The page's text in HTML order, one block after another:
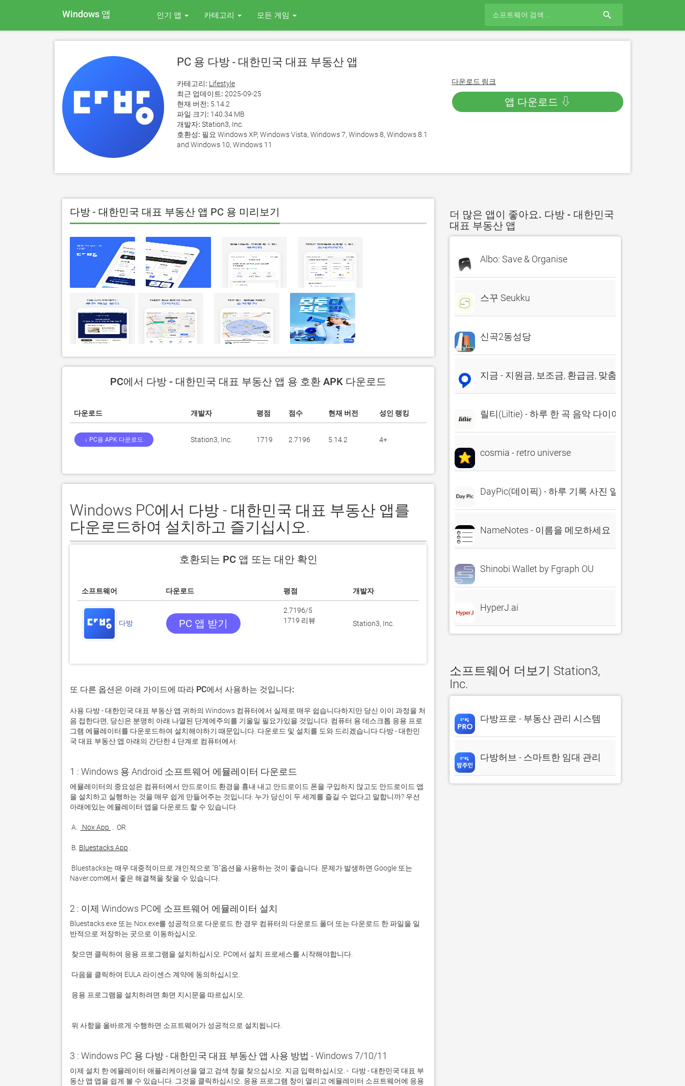
Windows 앱 인기 앱 카테고리 모든 게임 search
PC 용 다방 - 대한민국 대표 부동산 앱
카테고리: Lifestyle
최근 업데이트: 2025-09-25
현재 버전: 5.14.2
파일 크기: 140.34 MB
개발자: Station3, Inc.
호환성: 필요 Windows XP, Windows Vista, Windows 7, Windows 8, Windows 8.1
and Windows 10, Windows 11
다운로드 링크
앱 다운로드 ⇩
다방 - 대한민국 대표 부동산 앱 PC 용 미리보기
PC에서 다방 - 대한민국 대표 부동산 앱 용 호환 APK 다운로드
다운로드 개발자 평점 점수 현재 버전 성인 랭킹
↓ PC용 APK 다운로드 Station3, Inc. 1719 2.7196 5.14.2 4+
Windows PC에서 다방 - 대한민국 대표 부동산 앱를
다운로드하여 설치하고 즐기십시오.
호환되는 PC 앱 또는 대안 확인
소프트웨어 다운로드 평점 개발자
다방 PC 앱 받기
2.7196/5
1719 리뷰
Station3, Inc.
또 다른 옵션은 아래 가이드에 따라 PC에서 사용하는 것입니다:
사용 다방 - 대한민국 대표 부동산 앱 귀하의 Windows 컴퓨터에서 실제로 매우 쉽습니다하지만 당신 이이 과정을 처
음 접한다면, 당신은 분명히 아래 나열된 단계에주의를 기울일 필요가있을 것입니다. 컴퓨터 용 데스크톱 응용 프로
그램 에뮬레이터를 다운로드하여 설치해야하기 때문입니다. 다운로드 및 설치를 도와 드리겠습니다 다방 - 대한민
국 대표 부동산 앱 아래의 간단한 4 단계로 컴퓨터에서:
1 : Windows 용 Android 소프트웨어 에뮬레이터 다운로드
에뮬레이터의 중요성은 컴퓨터에서 안드로이드 환경을 흉내 내고 안드로이드 폰을 구입하지 않고도 안드로이드 앱
을 설치하고 실행하는 것을 매우 쉽게 만들어주는 것입니다. 누가 당신이 두 세계를 즐길 수 없다고 말합니까? 우선
A. Nox App
B. Bluestacks App
Naver.com에서 좋은 해결책을 찾을 수 있습니다.
2 : 이제 Windows PC에 소프트웨어 에뮬레이터 설치
Bluestacks.exe 또는 Nox.exe를 성공적으로 다운로드 한 경우 컴퓨터의 다운로드 폴더 또는 다운로드 한 파일을 일
위 사항을 올바르게 수행하면 소프트웨어가 성공적으로 설치됩니다.
3 : Windows PC 용 다방 - 대한민국 대표 부동산 앱 사용 방법 - Windows 7/10/11
이제 설치 한 에뮬레이터 애플리케이션을 열고 검색 창을 찾으십시오. 지금 입력하십시오. -  다방 - 대한민국 대표 부
동산 앱 앱을 쉽게 볼 수 있습니다. 그것을 클릭하십시오. 응용 프로그램 창이 열리고 에뮬레이터 소프트웨어에 응용
더 많은 앱이 좋아요. 다방 - 대한민국
대표 부동산 앱
Albo: Save & Organise
스꾸 Seukku
신곡2동성당
지금 - 지원금, 보조금, 환급금, 맞춤 정책, 앱테크
릴티(Liltie) - 하루 한 곡 음악 다이어리
cosmia - retro universe
DayPic(데이픽) - 하루 기록 사진 일기장
NameNotes - 이름을 메모하세요
Shinobi Wallet by Fgraph OU
HyperJ.ai
소프트웨어 더보기 Station3,
Inc.
다방프로 - 부동산 관리 시스템
다방허브 - 스마트한 임대 관리